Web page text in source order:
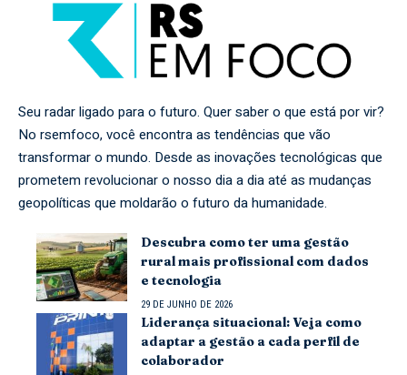
Seu radar ligado para o futuro. Quer saber o que está por vir?
No rsemfoco, você encontra as tendências que vão
transformar o mundo. Desde as inovações tecnológicas que
prometem revolucionar o nosso dia a dia até as mudanças
geopolíticas que moldarão o futuro da humanidade.
Descubra como ter uma gestão
rural mais profissional com dados
e tecnologia
29 DE JUNHO DE 2026
Liderança situacional: Veja como
adaptar a gestão a cada perfil de
colaborador